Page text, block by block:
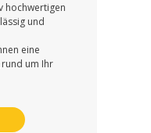
hochwertigen
und
eine
um Ihr